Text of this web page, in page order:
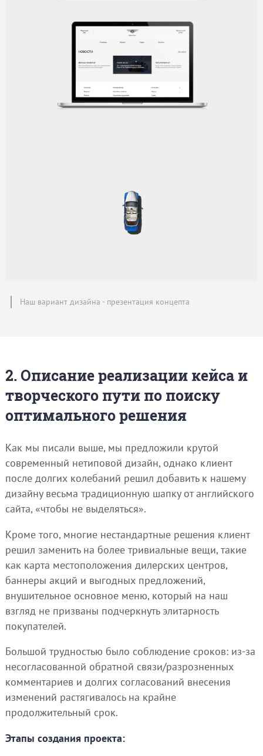
Наш вариант дизайна - презентация концепта
2. Описание реализации кейса и
творческого пути по поиску
оптимального решения
Как мы писали выше, мы предложили крутой
современный нетиповой дизайн, однако клиент
после долгих колебаний решил добавить к нашему
дизайну весьма традиционную шапку от английского
сайта, «чтобы не выделяться».
Кроме того, многие нестандартные решения клиент
решил заменить на более тривиальные вещи, такие
как карта местоположения дилерских центров,
баннеры акций и выгодных предложений,
внушительное основное меню, который на наш
взгляд не призваны подчеркнуть элитарность
покупателей.
Большой трудностью было соблюдение сроков: из-за
несогласованной обратной связи/разрозненных
комментариев и долгих согласований внесения
изменений растягивалось на крайне
продолжительный срок.
Этапы создания проекта: